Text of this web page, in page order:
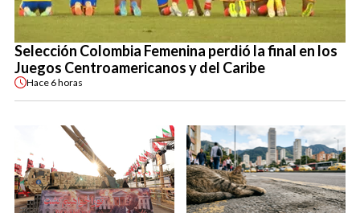
Selección Colombia Femenina perdió la final en los
Juegos Centroamericanos y del Caribe
Hace 6 horas